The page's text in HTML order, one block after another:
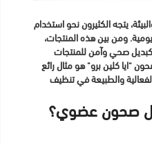
يتجه الكثيرون نحو استخدام
ومن بين هذه المنتجات،
صحي وآمن للمنتجات
"ايا كلين برو" هو مثال رائع
والطبيعة في تنظيف
صحون عضوي؟